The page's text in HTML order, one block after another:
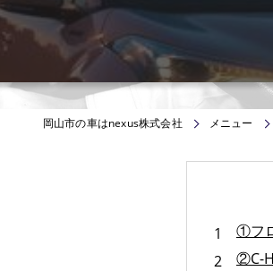
鈑金修理･塗装
PPF プロテクションフィルム
カー用品取付･車販売･買取(ﾄﾞﾗﾚｺ･ﾅﾋﾞ等)
岡山市の車はnexus株式会社 メニュー
①フ
②C-